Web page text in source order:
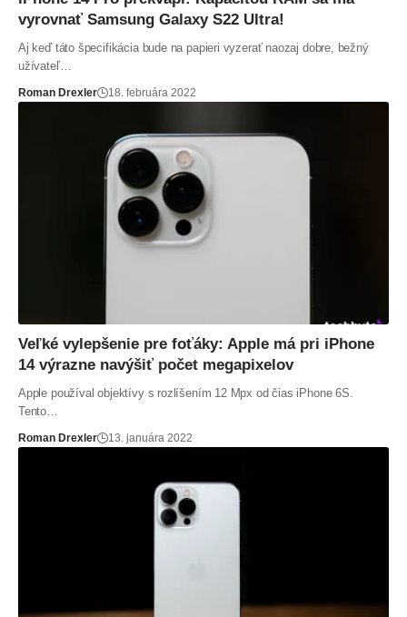
vyrovnať Samsung Galaxy S22 Ultra!
Aj keď táto špecifikácia bude na papieri vyzerať naozaj dobre, bežný
užívateľ…
Roman Drexler 18. februára 2022
Veľké vylepšenie pre foťáky: Apple má pri iPhone
14 výrazne navýšiť počet megapixelov
Apple používal objektívy s rozlíšením 12 Mpx od čias iPhone 6S.
Tento…
Roman Drexler 13. januára 2022